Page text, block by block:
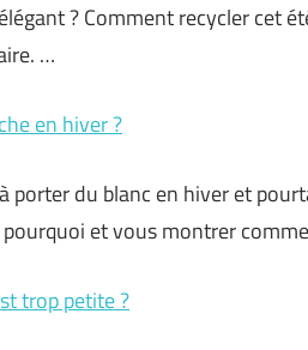
? Comment recycler cet
…
en hiver ?
porter du blanc en hiver et
et vous montrer
trop petite ?